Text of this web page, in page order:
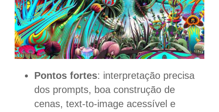
Pontos fortes: interpretação precisa
dos prompts, boa construção de
cenas, text-to-image acessível e